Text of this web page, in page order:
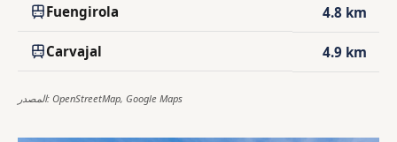
Fuengirola 4.8 km
Carvajal 4.9 km
المصدر: OpenStreetMap, Google Maps